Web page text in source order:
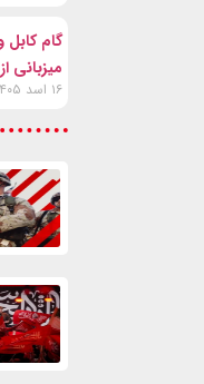
گام کابل
میزبانی از هیئت ۱۰۰
۱۶ اسد ۱۴۰۵